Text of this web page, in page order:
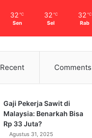
32 ℃
Sen
32 ℃
Sel
32 ℃
Rab
Recent Comments
Gaji Pekerja Sawit di
Malaysia: Benarkah Bisa
Rp 33 Juta?
Agustus 31, 2025